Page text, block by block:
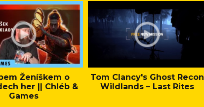
Ženíškem o
her || Chléb &
Games
Tom Clancy's Ghost Recon
Wildlands – Last Rites